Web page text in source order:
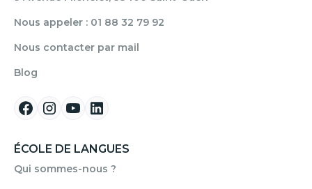
Nous appeler : 01 88 32 79 92
Nous contacter par mail
Blog
ÉCOLE DE LANGUES
Qui sommes-nous ?